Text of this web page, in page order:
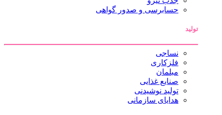
حسابرسی و صدور گواهی
تولید
نساجی
فلزکاری
مبلمان
صنایع غذایی
تولید نوشیدنی
هدایای سازمانی